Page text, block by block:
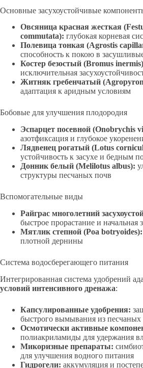
Основные засухоустойчивые
Овсяница красная жесткая
commutata): глубокая корневая
Полевица тонкая (Agrostis
способность к покою в
Костер безостый (Bromus
исключительная
Житняк гребенчатый
адаптация к аридным условиям
Бобовые для улучшения плодородия
Эспарцет посевной (Onobrychis
азотфиксация и глубокое
Лядвенец рогатый (Lotus
устойчивость к засухе и бедным
Донник белый (Melilotus albus):
структуры песчаных почв
Вспомогательные виды
Райграс многолетний
быстрое прорастание и начальная
Мятлик степной (Poa botryoides):
плотной дернины
Система водосберегающего питания
Интегрированная система удобрений
условий интенсивного дренажа:
Капсулированные удобрения:
быстрого вымывания из песчаных
Осмотически активные
полиакриламиды для удержания
Микоризные препараты:
для улучшения водного питания
Гидрогели: аккумуляция и